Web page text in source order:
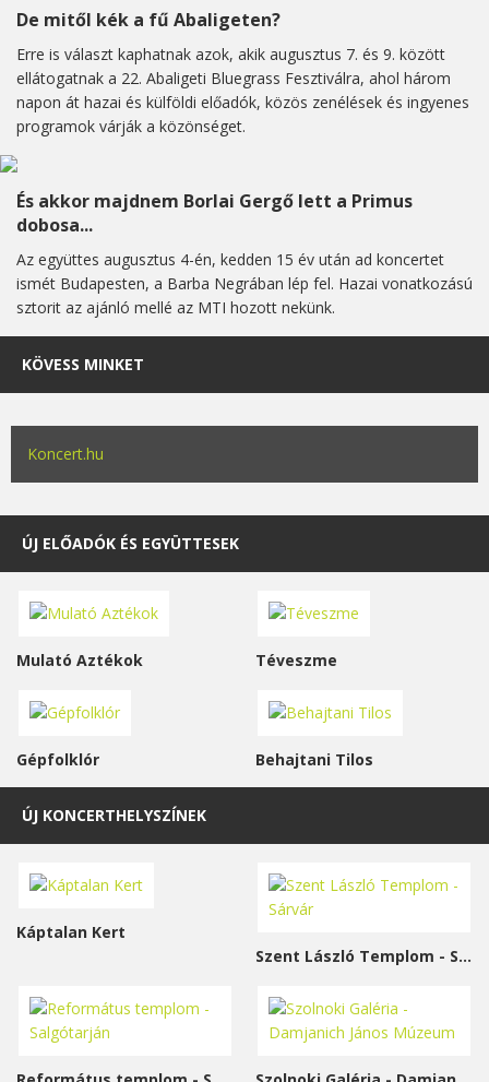
De mitől kék a fű Abaligeten?
Erre is választ kaphatnak azok, akik augusztus 7. és 9. között
ellátogatnak a 22. Abaligeti Bluegrass Fesztiválra, ahol három
napon át hazai és külföldi előadók, közös zenélések és ingyenes
programok várják a közönséget.
És akkor majdnem Borlai Gergő lett a Primus
dobosa...
Az együttes augusztus 4-én, kedden 15 év után ad koncertet
ismét Budapesten, a Barba Negrában lép fel. Hazai vonatkozású
sztorit az ajánló mellé az MTI hozott nekünk.
KÖVESS MINKET
Koncert.hu
ÚJ ELŐADÓK ÉS EGYÜTTESEK
Mulató Aztékok Téveszme
Gépfolklór Behajtani Tilos
ÚJ KONCERTHELYSZÍNEK
Káptalan Kert
Szent László Templom - Sárvár